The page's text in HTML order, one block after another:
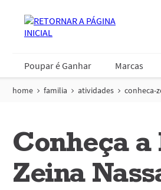
Poupar é Ganhar Marcas
home familia atividades conheca-
Conheça
Zeina